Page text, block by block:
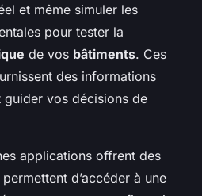
et même simuler les
pour tester la
de vos bâtiments. Ces
des informations
guider vos décisions de
applications offrent des
d’accéder à une